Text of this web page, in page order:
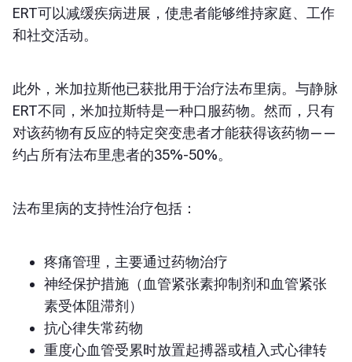
ERT可以减缓疾病进展，使患者能够维持家庭、工作
和社交活动。
此外，米加拉斯他已获批用于治疗法布里病。与静脉
ERT不同，米加拉斯特是一种口服药物。然而，只有
对该药物有反应的特定突变患者才能获得该药物——
约占所有法布里患者的35%-50%。
法布里病的支持性治疗包括：
疼痛管理，主要通过药物治疗
神经保护措施（血管紧张素抑制剂和血管紧张
素受体阻滞剂）
抗心律失常药物
重度心血管受累时放置起搏器或植入式心律转